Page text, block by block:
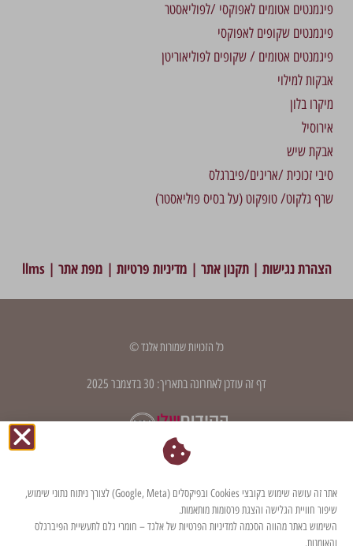
פיגמנטים אטומים לאפוקסי /לפוליאסטר
פיגמנטים שקופים לאפוקסי
פיגמנטים אטומים / שקופים לפוליאוריטן
אבקות למילוי
מיקרו בלון
אירוסיל
אבקת שיש
סיבי זכוכית /אריגים/פיברגלס
שרף גלקוט/ טופקוט (על בסיס פוליאסטר)
הצהרת נגישות| תקנון אתר| מדיניות פרטיות| מפת אתר|
llms
כל הזכויות שמורות אלגד ©
דף זה עודכן לאחרונה בתאריך: 30 בדצמבר 2025
אתר זה עושה שימוש בקובצי Cookies ובפיקסלים (Google, Meta) לצורך ניתוח נתוני שימוש,
שיפור חוויית הגלישה והצגת פרסומות מותאמות.
השימוש באתר מהווה הסכמה למדיניות הפרטיות של אלגד – חומרי גלם לתעשיית הפיברגלס
והאומנות.